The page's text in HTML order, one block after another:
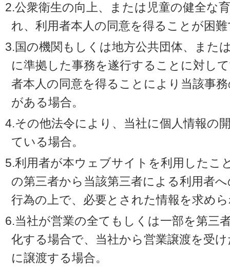
2.公衆衛生の向上、または児童の健全な
れ、利用者本人の同意を得ることが困
3.国の機関もしくは地方公共団体、また
に準拠した事務を遂行することに対し
者本人の同意を得ることにより当該事
がある場合。
4.その他法令により、当社に個人情報の
ている場合。
5.利用者が本ウェブサイトを利用したこ
の第三者から当該第三者による利用者
行為の上で、必要とされた情報を求め
6.当社が営業の全てもしくは一部を第三
化する場合で、当社から営業譲渡を受
に譲渡する場合。